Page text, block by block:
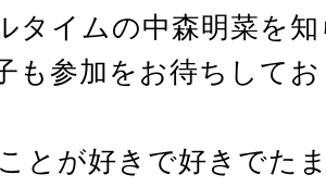
タイムの中森明菜を
も参加をお待ちして
とが好きで好きでた